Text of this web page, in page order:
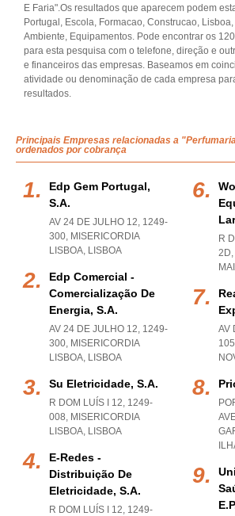
E Faria".Os resultados que aparecem podem
Portugal, Escola, Formacao, Construcao,
Ambiente, Equipamentos. Pode encontrar os
para esta pesquisa com o telefone, direção e
e financeiros das empresas. Baseamos em
atividade ou denominação de cada empresa
resultados.
Principais Empresas relacionadas a
ordenados por cobrança
Edp Gem Portugal,
S.a.
AV 24 DE JULHO 12, 1249-
300, MISERICORDIA
LISBOA, LISBOA
Edp Comercial -
Comercialização De
Energia, S.a.
AV 24 DE JULHO 12, 1249-
300, MISERICORDIA
LISBOA, LISBOA
Su Eletricidade, S.a.
R DOM LUÍS I 12, 1249-
008, MISERICORDIA
LISBOA, LISBOA
E-Redes -
Distribuição De
Eletricidade, S.a.
R DOM LUÍS I 12, 1249-
R
AV